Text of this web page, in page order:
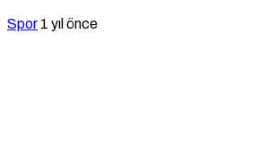
Spor 1 yıl önce